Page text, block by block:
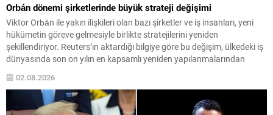
Orbán dönemi şirketlerinde büyük strateji değişimi
Viktor Orbán ile yakın ilişkileri olan bazı şirketler ve iş insanları, yeni
hükümetin göreve gelmesiyle birlikte stratejilerini yeniden
şekillendiriyor. Reuters’ın aktardığı bilgiye göre bu değişim, ülkedeki iş
dünyasında son on yılın en kapsamlı yeniden yapılanmalarından
planları, nisan seçimlerinde iktidarı devralan Péter...
02.08.2026